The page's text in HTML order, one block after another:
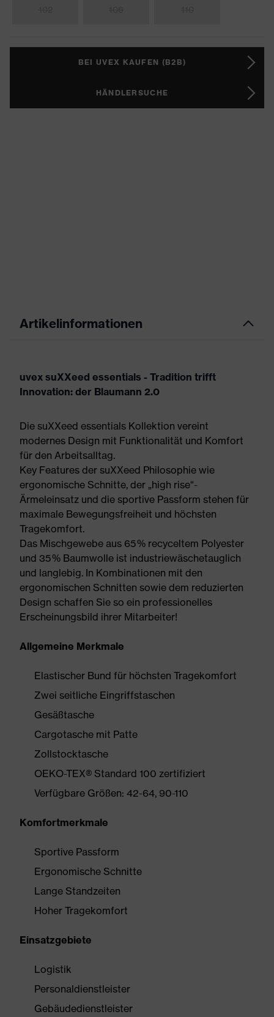
BEI UVEX KAUFEN (B2B)
HÄNDLERSUCHE
Artikelinformationen
uvex suXXeed essentials - Tradition trifft
Innovation: der Blaumann 2.0
Die suXXeed essentials Kollektion vereint
modernes Design mit Funktionalität und Komfort
für den Arbeitsalltag.
Key Features der suXXeed Philosophie wie
ergonomische Schnitte, der „high rise“-
Ärmeleinsatz und die sportive Passform stehen für
maximale Bewegungsfreiheit und höchsten
Tragekomfort.
Das Mischgewebe aus 65 % recyceltem Polyester
und 35 % Baumwolle ist industriewäschetauglich
und langlebig. In Kombinationen mit den
ergonomischen Schnitten sowie dem reduzierten
Design schaffen Sie so ein professionelles
Erscheinungsbild ihrer Mitarbeiter!
Allgemeine Merkmale
Elastischer Bund für höchsten Tragekomfort
Zwei seitliche Eingriffstaschen
Gesäßtasche
Cargotasche mit Patte
Zollstocktasche
OEKO-TEX® Standard 100 zertifiziert
Verfügbare Größen: 42-64, 90-110
Komfortmerkmale
Sportive Passform
Ergonomische Schnitte
Lange Standzeiten
Hoher Tragekomfort
Einsatzgebiete
Logistik
Personaldienstleister
Gebäudedienstleister